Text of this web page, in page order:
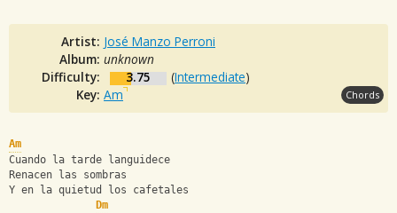
Artist: José Manzo Perroni
Album: unknown
Difficulty:
3.75 (Intermediate)
Key: Am Chords
Am
Cuando la tarde languidece
Renacen las sombras
Y en la quietud los cafetales
Dm